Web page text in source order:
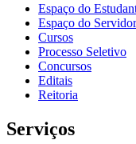
Espaço do
Espaço do Servidor
Cursos
Processo Seletivo
Concursos
Editais
Reitoria
Serviços